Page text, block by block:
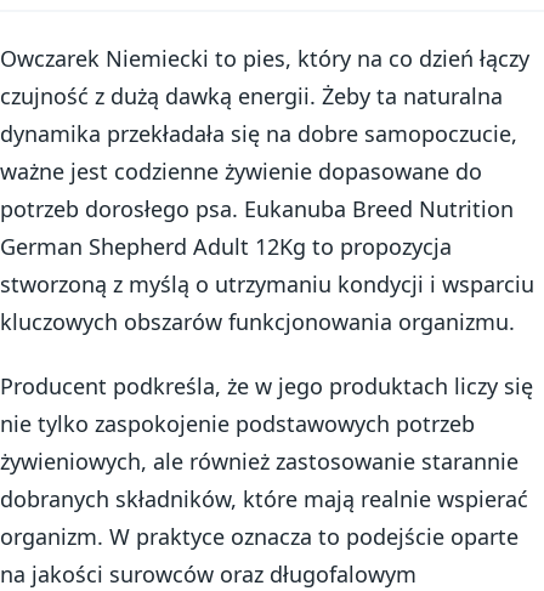
Owczarek Niemiecki to pies, który na co dzień łączy
czujność z dużą dawką energii. Żeby ta naturalna
dynamika przekładała się na dobre samopoczucie,
ważne jest codzienne żywienie dopasowane do
potrzeb dorosłego psa. Eukanuba Breed Nutrition
German Shepherd Adult 12Kg to propozycja
stworzoną z myślą o utrzymaniu kondycji i wsparciu
kluczowych obszarów funkcjonowania organizmu.
Producent podkreśla, że w jego produktach liczy się
nie tylko zaspokojenie podstawowych potrzeb
żywieniowych, ale również zastosowanie starannie
dobranych składników, które mają realnie wspierać
organizm. W praktyce oznacza to podejście oparte
na jakości surowców oraz długofalowym